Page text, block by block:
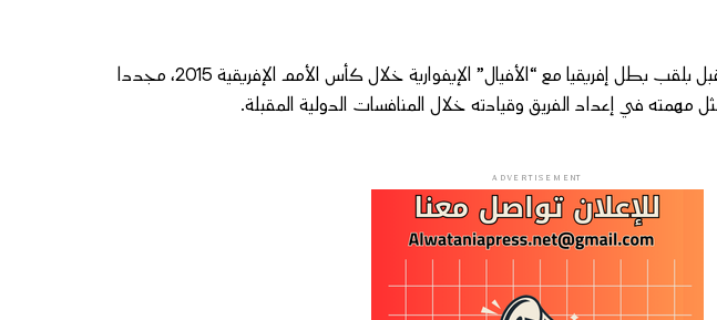
وبذلك، سيعود هيرفي رونار، المتوج من قبل بلقب بطل إفريقيا مع “الأفيال” الإيفوارية خلال كأس الأمم الإفريقية 2015، مجددا
مهمته في إعداد الفريق وقيادته خلال المنافسات الدولية المقبلة.
ADVERTISEMENT